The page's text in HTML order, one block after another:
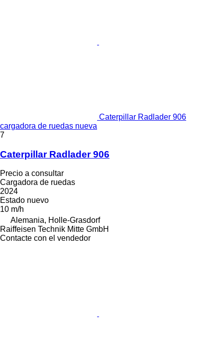
Caterpillar Radlader 906
cargadora de ruedas nueva
7
Caterpillar Radlader 906
Precio a consultar
Cargadora de ruedas
2024
Estado nuevo
10 m/h
Alemania, Holle-Grasdorf
Raiffeisen Technik Mitte GmbH
Contacte con el vendedor